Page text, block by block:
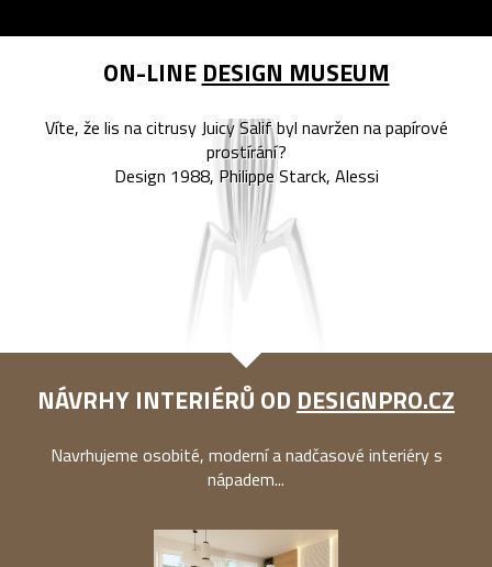
ON-LINE DESIGN MUSEUM
Víte, že lis na citrusy Juicy Salif byl navržen na papírové
prostírání?
Design 1988, Philippe Starck, Alessi
NÁVRHY INTERIÉRŮ OD DESIGNPRO.CZ
Navrhujeme osobité, moderní a nadčasové interiéry s
nápadem...